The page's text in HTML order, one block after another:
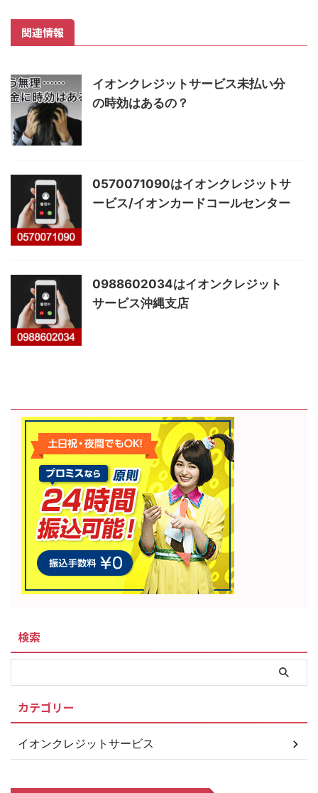
関連情報
イオンクレジットサービス未払い分
の時効はあるの？
0570071090はイオンクレジットサ
ービス/イオンカードコールセンター
0988602034はイオンクレジット
サービス沖縄支店
検索
カテゴリー
イオンクレジットサービス